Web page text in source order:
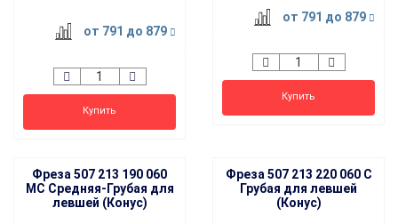
от 791 до 879
Купить
от 791 до 879
Купить
Фреза 507 213 190 060
MC Средняя-Грубая для
левшей (Конус)
Фреза 507 213 220 060 C
Грубая для левшей
(Конус)